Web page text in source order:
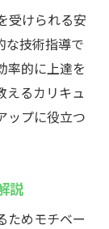
受けられる安
な技術指導で
率的に上達を
えるカリキュ
ップに役立つ
説
ためモチベー